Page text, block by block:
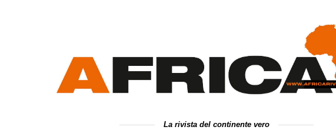
La rivista del continente vero